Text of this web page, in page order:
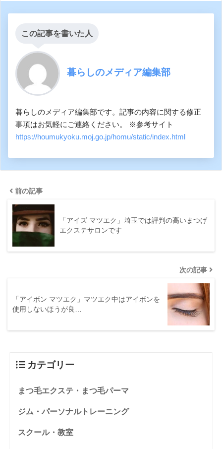
この記事を書いた人
暮らしのメディア編集部
暮らしのメディア編集部です。記事の内容に関する修正
事項はお気軽にご連絡ください。 ※参考サイト
https://houmukyoku.moj.go.jp/homu/static/index.html
前の記事
「アイズ マツエク」埼玉では評判の高いまつげ
エクステサロンです
次の記事
「アイボン マツエク」マツエク中はアイボンを
使用しないほうが良…
カテゴリー
まつ毛エクステ・まつ毛パーマ
ジム・パーソナルトレーニング
スクール・教室